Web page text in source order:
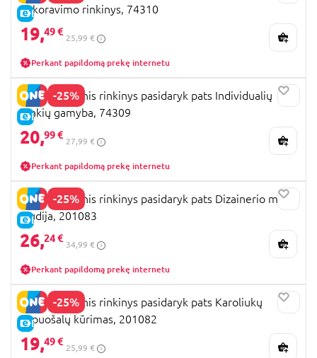
E-KAINA
dekoravimo rinkinys, 74310
19,49 €
25,99 €
Perkant papildomą prekę internetu
-25%
E-KAINA
STMT kūrybinis rinkinys pasidaryk pats Individualių
žvakių gamyba, 74309
20,99 €
27,99 €
Perkant papildomą prekę internetu
-25%
E-KAINA
STMT kūrybinis rinkinys pasidaryk pats Dizainerio meno
studija, 201083
26,24 €
34,99 €
Perkant papildomą prekę internetu
-25%
E-KAINA
STMT kūrybinis rinkinys pasidaryk pats Karoliukų
papuošalų kūrimas, 201082
19,49 €
25,99 €